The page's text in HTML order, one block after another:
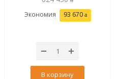
Экономия 93 670
В корзину